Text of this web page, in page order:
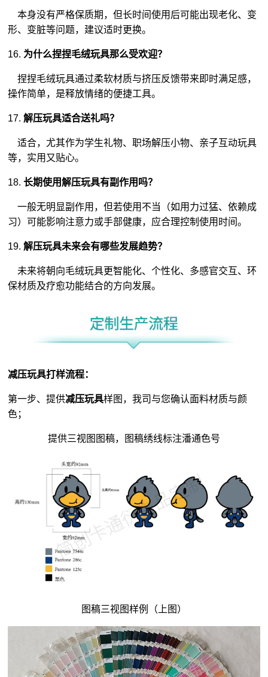
本身没有严格保质期，但长时间使用后可能出现老化、变
形、变脏等问题，建议适时更换。
16. 为什么捏捏毛绒玩具那么受欢迎？
捏捏毛绒玩具通过柔软材质与挤压反馈带来即时满足感，
操作简单，是释放情绪的便捷工具。
17.解压玩具适合送礼吗？
适合，尤其作为学生礼物、职场解压小物、亲子互动玩具
等，实用又贴心。
18.长期使用解压玩具有副作用吗？
一般无明显副作用，但若使用不当（如用力过猛、依赖成
习）可能影响注意力或手部健康，应合理控制使用时间。
19.解压玩具未来会有哪些发展趋势？
未来将朝向毛绒玩具更智能化、个性化、多感官交互、环
保材质及疗愈功能结合的方向发展。
减压玩具打样流程：
第一步、提供减压玩具样图，我司与您确认面料材质与颜
色；
提供三视图图稿，图稿绣线标注潘通色号
图稿三视图样例（上图）